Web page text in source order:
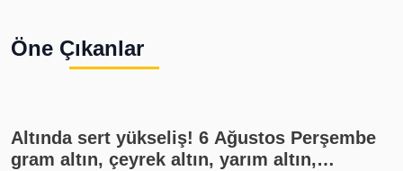
Öne Çıkanlar
Altında sert yükseliş! 6 Ağustos Perşembe
gram altın, çeyrek altın, yarım altın,